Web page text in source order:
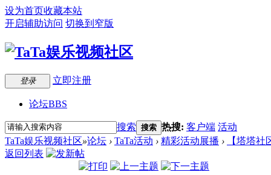
设为首页收藏本站
开启辅助访问 切换到窄版
登录 立即注册
论坛BBS
搜索 搜索 热搜: 客户端 活动
TaTa娱乐视频社区»论坛 › TaTa活动 › 精彩活动展播 ›
【塔塔
返回列表